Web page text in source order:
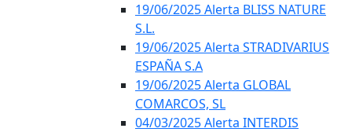
19/06/2025 Alerta BLISS NATURE
S.L.
19/06/2025 Alerta STRADIVARIUS
ESPAÑA S.A
19/06/2025 Alerta GLOBAL
COMARCOS, SL
04/03/2025 Alerta INTERDIS